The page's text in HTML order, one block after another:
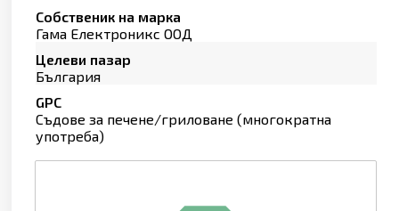
Собственик на марка
Гама Електроникс ООД
Целеви пазар
България
GPC
Съдове за печене/гриловане (многократна
употреба)